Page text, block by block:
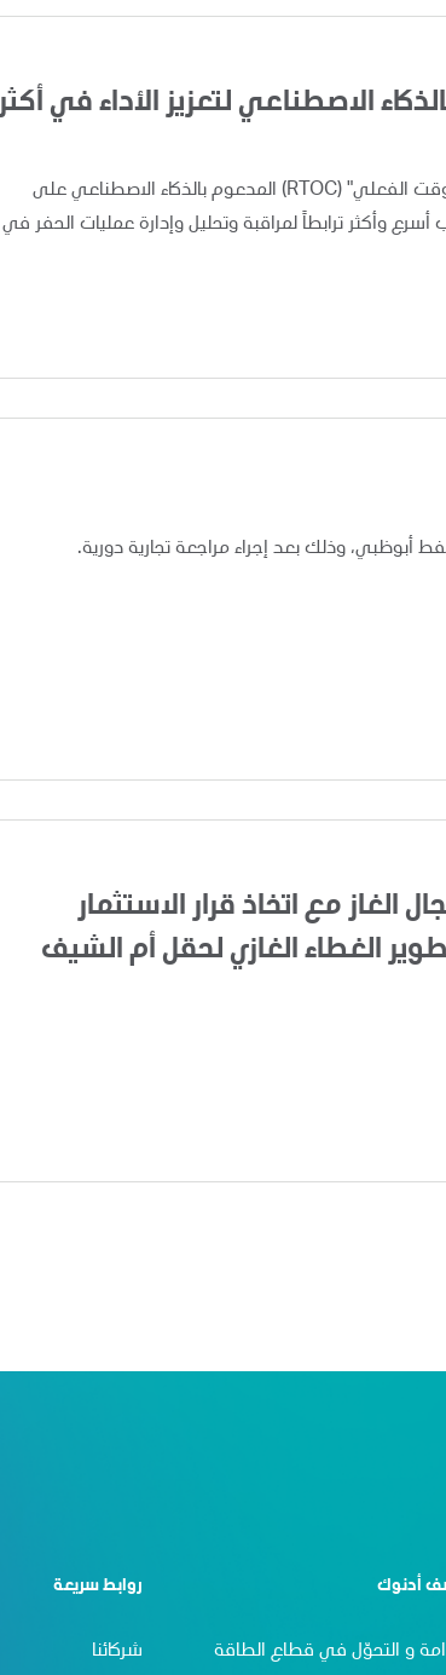
الاصطناعي لتعزيز الأداء في أكثر
أعلنت "أدنوك" اليوم عن تطبيق ونشر نظام "مركز متابعة العمليات في الوقت الفعلي" (RTOC) المدعوم بالذكاء الاصطناعي على
العمل أساليب أسرع وأكثر ترابطاً لمراقبة وتحليل وإدارة عمليات الحفر في
مع اتخاذ قرار الاستثمار
أدنوك
و التحوّل في قطاع الطاقة
روابط سريعة
شركائنا